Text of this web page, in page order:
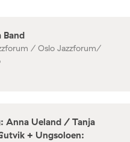
Band
/ Oslo Jazzforum/
Anna Ueland / Tanja
+ Ungsoloen: